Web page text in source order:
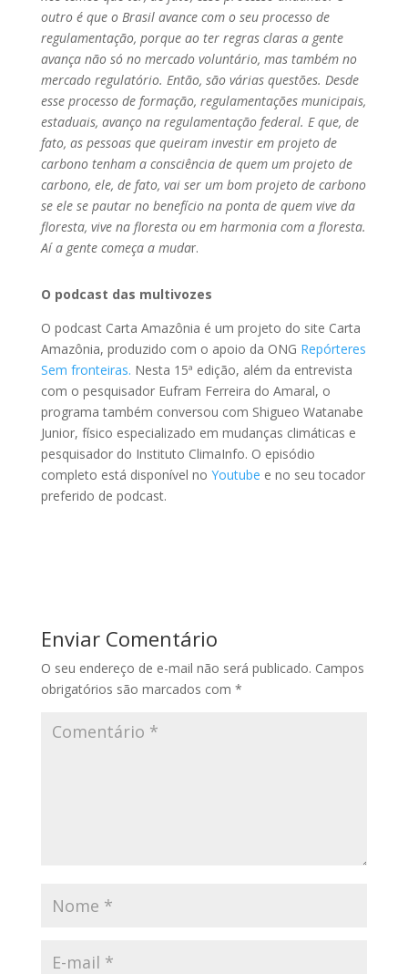
outro é que o Brasil avance com o seu processo de
regulamentação, porque ao ter regras claras a gente
avança não só no mercado voluntário, mas também no
mercado regulatório. Então, são várias questões. Desde
esse processo de formação, regulamentações municipais,
estaduais, avanço na regulamentação federal. E que, de
fato, as pessoas que queiram investir em projeto de
carbono tenham a consciência de quem um projeto de
carbono, ele, de fato, vai ser um bom projeto de carbono
se ele se pautar no benefício na ponta de quem vive da
floresta, vive na floresta ou em harmonia com a floresta.
Aí a gente começa a mudar.
O podcast das multivozes
O podcast Carta Amazônia é um projeto do site Carta
Amazônia, produzido com o apoio da ONG Repórteres
Sem fronteiras. Nesta 15ª edição, além da entrevista
com o pesquisador Eufram Ferreira do Amaral, o
programa também conversou com Shigueo Watanabe
Junior, físico especializado em mudanças climáticas e
pesquisador do Instituto ClimaInfo. O episódio
completo está disponível no Youtube e no seu tocador
preferido de podcast.
Enviar Comentário
O seu endereço de e-mail não será publicado. Campos
obrigatórios são marcados com *